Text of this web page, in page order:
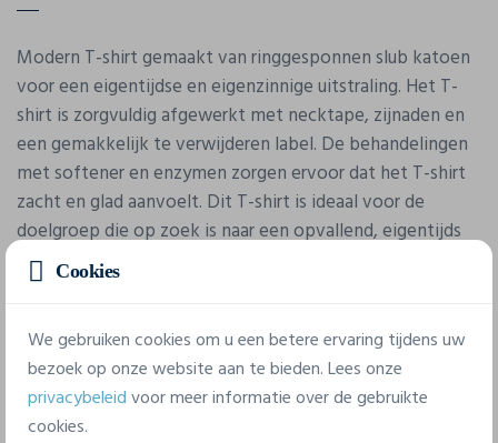
Modern T-shirt gemaakt van ringgesponnen slub katoen
voor een eigentijdse en eigenzinnige uitstraling. Het T-
shirt is zorgvuldig afgewerkt met necktape, zijnaden en
een gemakkelijk te verwijderen label. De behandelingen
met softener en enzymen zorgen ervoor dat het T-shirt
zacht en glad aanvoelt. Dit T-shirt is ideaal voor de
doelgroep die op zoek is naar een opvallend, eigentijds
T-shirt.Cookies
We gebruiken cookies om u een betere ervaring tijdens uw
bezoek op onze website aan te bieden. Lees onze
privacybeleidvoor meer informatie over de gebruikte
cookies.